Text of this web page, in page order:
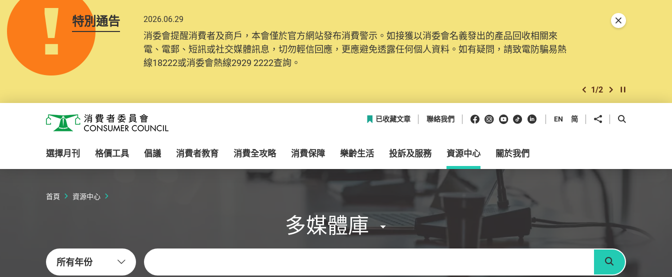
特別通告 2026.06.29
消委會提醒消費者及商戶，本會僅於官方網站發布消費警示。如接獲以消委會名義發出的產品回收相關來
電、電郵、短訊或社交媒體訊息，切勿輕信回應，更應避免透露任何個人資料。如有疑問，請致電防騙易熱
線18222或消委會熱線2929 2222查詢。
2025.10.31
為提升使用者體驗及網絡安全，本會的投訴處理系統已經進行升級及推出新功能。由2025年11月10日起，
消費者需要提供基本聯絡資料（包括姓名、電郵及電話）註冊帳戶，才可提交投訴、查詢及建議。所有提交
紀錄將清晰整合於帳戶中，方便日後作出跟進。
上一個
2/2 下一個開始/暫停幻燈
關閉特別通告
消費者委員會
已收藏文章 聯絡我們 Facebook
Instagram
Youtube
抖音領英 EN 简 分享到 開啟搜尋框
選擇月刊 格價工具 倡議 消費者教育 消費全攻略 消費保障 樂齡生活 投訴及服務 資源中心 關於我們
首頁 資源中心
多媒體庫
所有年份
關鍵字
搜尋